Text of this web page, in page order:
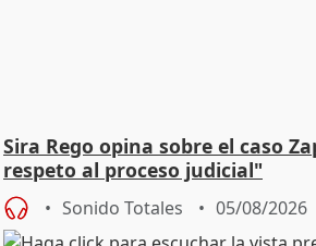
Sira Rego opina sobre el caso
respeto al proceso judicial"
Sonido Totales 05/08/2026